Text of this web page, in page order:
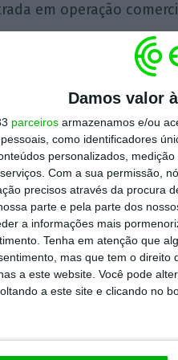
Damos valor
parceiros armazenamos e/ou
como identificadores
personalizados,
Com a sua permissão,
precisos através da procura
parte e pela parte dos
a informações mais
Tenha em atenção que
mas que tem o
a este website. Você pode
a este site e clicando no
em operação
“investimentos em
para alcançar” os
de energia
acionistas e
de eletricidade da
a geração de energia
iniciou-s em junho de
a empresa, “a
à rede mais